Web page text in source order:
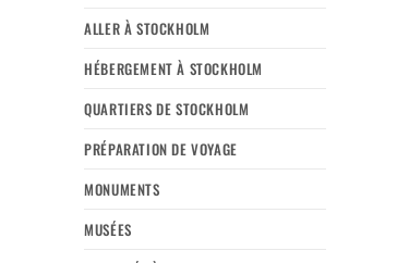
ALLER À STOCKHOLM
HÉBERGEMENT À STOCKHOLM
QUARTIERS DE STOCKHOLM
PRÉPARATION DE VOYAGE
MONUMENTS
MUSÉES